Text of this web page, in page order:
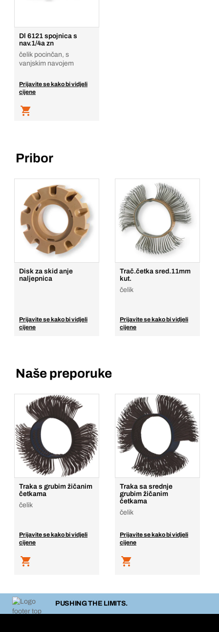
Dl 6121 spojnica s
nav.1/4a zn
čelik pocinčan, s
vanjskim navojem
Prijavite se kako bi vidjeli
cijene
Pribor
Disk za skid anje
naljepnica
Prijavite se kako bi vidjeli
cijene
Trač.četka sred.11mm
kut.
čelik
Prijavite se kako bi vidjeli
cijene
Naše preporuke
Traka s grubim žičanim
četkama
čelik
Prijavite se kako bi vidjeli
cijene
Traka sa srednje
grubim žičanim
četkama
čelik
Prijavite se kako bi vidjeli
cijene
PUSHING THE LIMITS.